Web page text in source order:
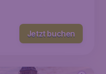
Jetzt buchen